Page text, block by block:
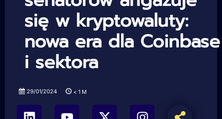
się w kryptowaluty:
nowa era dla Coinbase
i sektora
29/01/2024 < 1 M